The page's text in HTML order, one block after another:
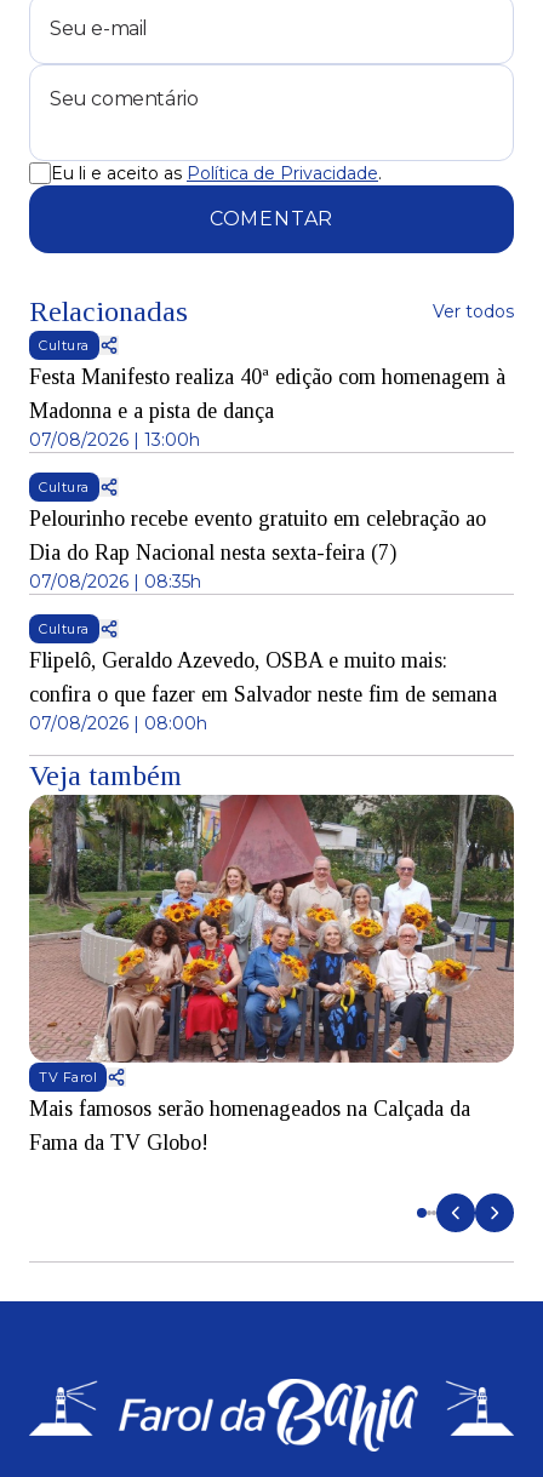
Eu li e aceito as Política de Privacidade.
COMENTAR
Relacionadas Ver todos
Cultura
Festa Manifesto realiza 40ª edição com homenagem à
Madonna e a pista de dança
07/08/2026 | 13:00h
Cultura
Pelourinho recebe evento gratuito em celebração ao
Dia do Rap Nacional nesta sexta-feira (7)
07/08/2026 | 08:35h
Cultura
Flipelô, Geraldo Azevedo, OSBA e muito mais:
confira o que fazer em Salvador neste fim de semana
07/08/2026 | 08:00h
Veja também
TV Farol
Mais famosos serão homenageados na Calçada da
Fama da TV Globo!